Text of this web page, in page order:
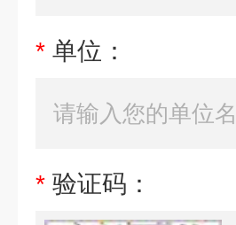
* 单位：
* 验证码：